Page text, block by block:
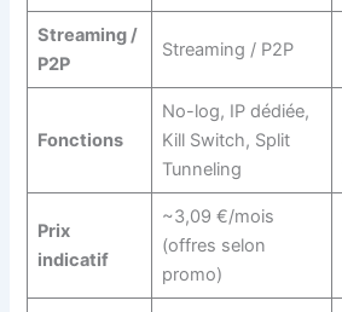
Streaming /
P2P
Streaming / P2P
Fonctions
No-log, IP dédiée,
Kill Switch, Split
Tunneling
Prix
indicatif
~3,09 €/mois
(offres selon
promo)